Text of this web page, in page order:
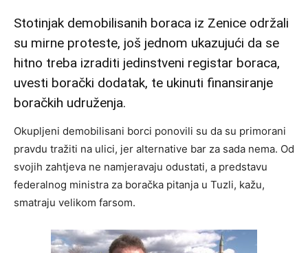
Stotinjak demobilisanih boraca iz Zenice održali
su mirne proteste, još jednom ukazujući da se
hitno treba izraditi jedinstveni registar boraca,
uvesti borački dodatak, te ukinuti finansiranje
boračkih udruženja.
Okupljeni demobilisani borci ponovili su da su primorani
pravdu tražiti na ulici, jer alternative bar za sada nema. Od
svojih zahtjeva ne namjeravaju odustati, a predstavu
federalnog ministra za boračka pitanja u Tuzli, kažu,
smatraju velikom farsom.